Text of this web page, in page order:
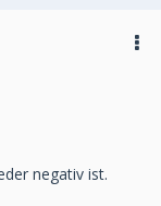
negativ ist.